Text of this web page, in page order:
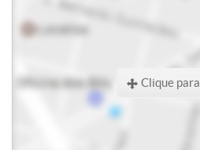
Clique